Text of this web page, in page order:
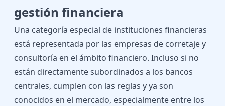
gestión financiera
Una categoría especial de instituciones financieras
está representada por las empresas de corretaje y
consultoría en el ámbito financiero. Incluso si no
están directamente subordinados a los bancos
centrales, cumplen con las reglas y ya son
conocidos en el mercado, especialmente entre los